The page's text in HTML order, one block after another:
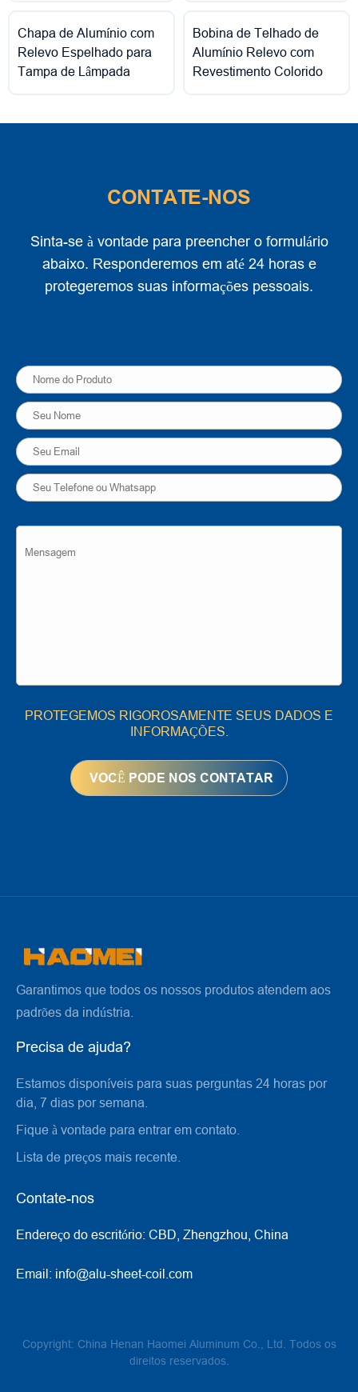
Chapa de Alumínio com
Relevo Espelhado para
Tampa de Lâmpada
Bobina de Telhado de
Alumínio Relevo com
Revestimento Colorido
CONTATE-NOS
Sinta-se à vontade para preencher o formulário
abaixo. Responderemos em até 24 horas e
protegeremos suas informações pessoais.
PROTEGEMOS RIGOROSAMENTE SEUS DADOS E
INFORMAÇÕES.
Garantimos que todos os nossos produtos atendem aos
padrões da indústria.
Precisa de ajuda?
Estamos disponíveis para suas perguntas 24 horas por
dia, 7 dias por semana.
Fique à vontade para entrar em contato.
Lista de preços mais recente.
Contate-nos
Endereço do escritório: CBD, Zhengzhou, China
Email: info@alu-sheet-coil.com
Copyright: China Henan Haomei Aluminum Co., Ltd. Todos os
direitos reservados.